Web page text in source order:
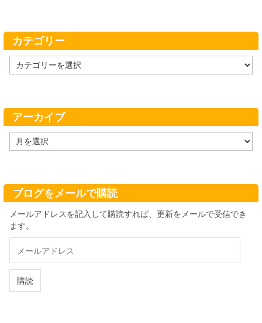
カテゴリー
テ
ー
アーカイブ
ー
ブ
ブログをメールで購読
メールアドレスを記入して購読すれば、更新をメールで受信でき
ます。
ル
ド
購読